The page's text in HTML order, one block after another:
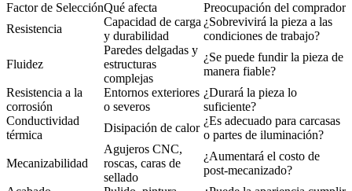
Factor de SelecciónQué afecta
Preocupación del comprador
Resistencia
Capacidad de carga
y durabilidad
¿Sobrevivirá la pieza a las
condiciones de trabajo?
Fluidez
Paredes delgadas y
estructuras
complejas
¿Se puede fundir la pieza de
manera fiable?
Resistencia a la
corrosión
Entornos exteriores
o severos
¿Durará la pieza lo
suficiente?
Conductividad
térmica
Disipación de calor
¿Es adecuado para carcasas
o partes de iluminación?
Mecanizabilidad
Agujeros CNC,
roscas, caras de
sellado
¿Aumentará el costo de
post-mecanizado?